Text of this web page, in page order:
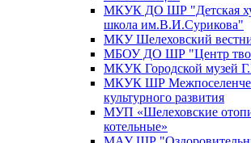
МКУК ДО ШР "Детская
школа им.В.И.Сурикова"
МКУ Шелеховский
МБОУ ДО ШР "Центр
МКУК Городской музей
МКУК ШР
культурного развития
МУП «Шелеховские
котельные»